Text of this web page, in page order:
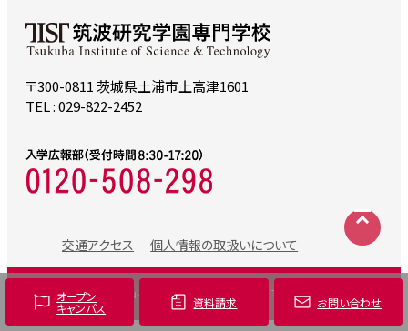
〒300-0811 茨城県土浦市上高津1601
TEL : 029-822-2452
交通アクセス 個人情報の取扱いについて
©2024 Tsukuba Institute of Science & Technology
オープン
キャンパス 資料請求 お問い合わせ